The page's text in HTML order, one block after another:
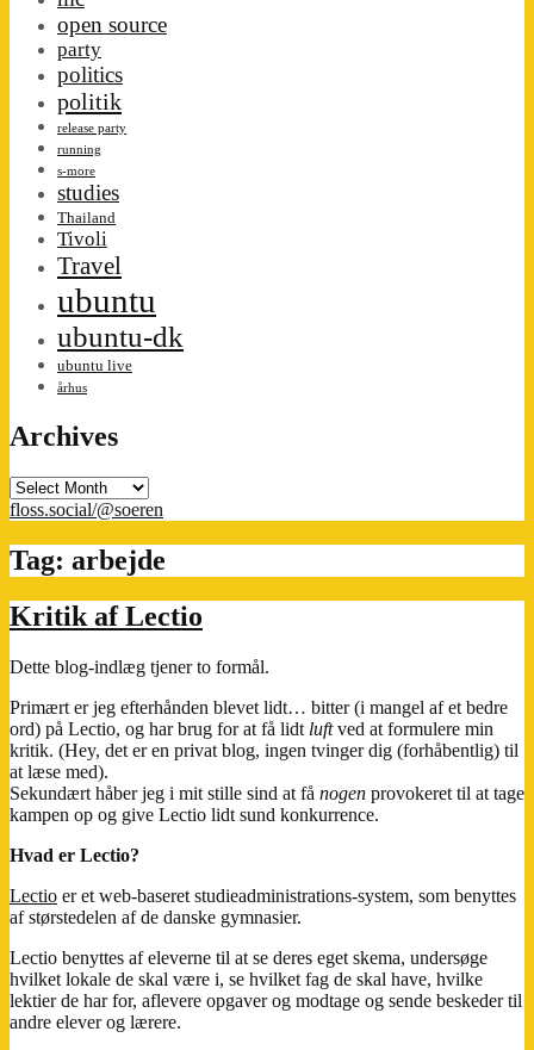
open source
party
politics
politik
release party
running
s-more
studies
Thailand
Tivoli
Travel
ubuntu
ubuntu-dk
ubuntu live
århus
Archives
Archives
floss.social/@soeren
Tag: arbejde
Kritik af Lectio
Dette blog-indlæg tjener to formål.
Primært er jeg efterhånden blevet lidt… bitter (i mangel af et bedre
ord) på Lectio, og har brug for at få lidt luftved at formulere min
kritik. (Hey, det er en privat blog, ingen tvinger dig (forhåbentlig) til
at læse med).
Sekundært håber jeg i mit stille sind at få nogen provokeret til at tage
kampen op og give Lectio lidt sund konkurrence.
Hvad er Lectio?
Lectio er et web-baseret studieadministrations-system, som benyttes
af størstedelen af de danske gymnasier.
Lectio benyttes af eleverne til at se deres eget skema, undersøge
hvilket lokale de skal være i, se hvilket fag de skal have, hvilke
lektier de har for, aflevere opgaver og modtage og sende beskeder til
andre elever og lærere.